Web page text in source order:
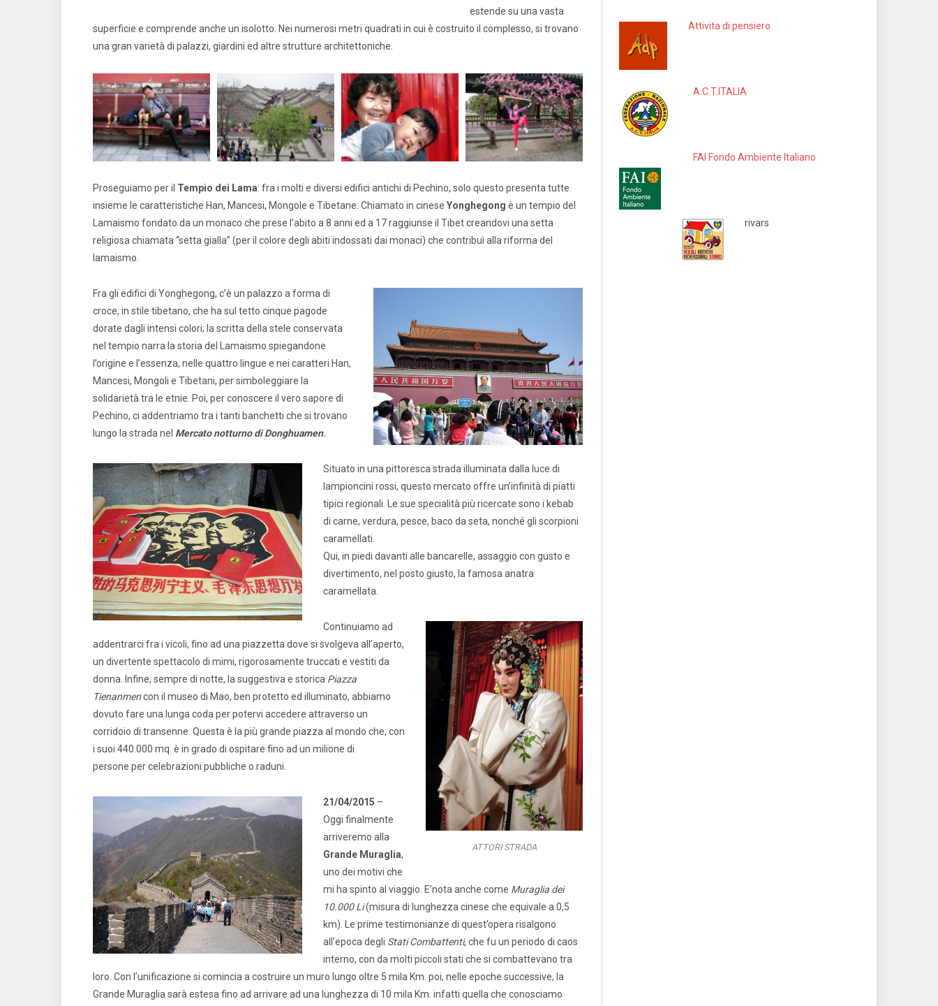
estende su una vasta
superficie e comprende anche un isolotto. Nei numerosi metri quadrati in cui è costruito il complesso, si trovano
una gran varietà di palazzi, giardini ed altre strutture architettoniche.
Proseguiamo per il Tempio dei Lama: fra i molti e diversi edifici antichi di Pechino, solo questo presenta tutte
insieme le caratteristiche Han, Mancesi, Mongole e Tibetane. Chiamato in cinese Yonghegong è un tempio del
Lamaismo fondato da un monaco che prese l’abito a 8 anni ed a 17 raggiunse il Tibet creandovi una setta
religiosa chiamata “setta gialla” (per il colore degli abiti indossati dai monaci) che contribuì alla riforma del
lamaismo.
Fra gli edifici di Yonghegong, c’è un palazzo a forma di
croce, in stile tibetano, che ha sul tetto cinque pagode
dorate dagli intensi colori; la scritta della stele conservata
nel tempio narra la storia del Lamaismo spiegandone
l’origine e l’essenza, nelle quattro lingue e nei caratteri Han,
Mancesi, Mongoli e Tibetani, per simboleggiare la
solidarietà tra le etnie. Poi, per conoscere il vero sapore di
Pechino, ci addentriamo tra i tanti banchetti che si trovano
lungo la strada nel Mercato notturno di Donghuamen.
Situato in una pittoresca strada illuminata dalla luce di
lampioncini rossi, questo mercato offre un’infinità di piatti
tipici regionali. Le sue specialità più ricercate sono i kebab
di carne, verdura, pesce, baco da seta, nonché gli scorpioni
caramellati.
Qui, in piedi davanti alle bancarelle, assaggio con gusto e
divertimento, nel posto giusto, la famosa anatra
caramellata.
ATTORI STRADA
Continuiamo ad
addentrarci fra i vicoli, fino ad una piazzetta dove si svolgeva all’aperto,
un divertente spettacolo di mimi, rigorosamente truccati e vestiti da
donna. Infine, sempre di notte, la suggestiva e storica Piazza
Tienanmencon il museo di Mao, ben protetto ed illuminato, abbiamo
dovuto fare una lunga coda per potervi accedere attraverso un
corridoio di transenne. Questa è la più grande piazza al mondo che, con
i suoi 440.000 mq. è in grado di ospitare fino ad un milione di
persone per celebrazioni pubbliche o raduni.
21/04/2015 –
Oggi finalmente
arriveremo alla
Grande Muraglia,
uno dei motivi che
mi ha spinto al viaggio. E’nota anche come Muraglia dei
10.000 Li(misura di lunghezza cinese che equivale a 0,5
km). Le prime testimonianze di quest’opera risalgono
all’epoca degli Stati Combattenti, che fu un periodo di caos
interno, con da molti piccoli stati che si combattevano tra
loro. Con l’unificazione si comincia a costruire un muro lungo oltre 5 mila Km. poi, nelle epoche successive, la
Grande Muraglia sarà estesa fino ad arrivare ad una lunghezza di 10 mila Km. infatti quella che conosciamo
Attivita di pensiero
A.C.T.ITALIA
FAI Fondo Ambiente Italiano
rivars